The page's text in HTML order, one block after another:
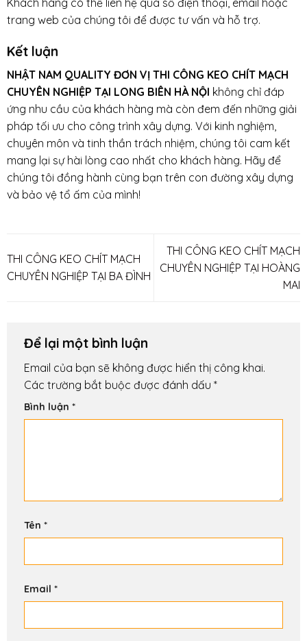
Khách hàng có thể liên hệ qua số điện thoại, email hoặc
trang web của chúng tôi để được tư vấn và hỗ trợ.
Kết luận
NHẬT NAM QUALITY ĐƠN VỊ THI CÔNG KEO CHÍT MẠCH
CHUYÊN NGHIỆP TẠI LONG BIÊN HÀ NỘI không chỉ đáp
ứng nhu cầu của khách hàng mà còn đem đến những giải
pháp tối ưu cho công trình xây dựng. Với kinh nghiệm,
chuyên môn và tinh thần trách nhiệm, chúng tôi cam kết
mang lại sự hài lòng cao nhất cho khách hàng. Hãy để
chúng tôi đồng hành cùng bạn trên con đường xây dựng
và bảo vệ tổ ấm của mình!
THI CÔNG KEO CHÍT MẠCH
CHUYÊN NGHIỆP TẠI BA ĐÌNH
THI CÔNG KEO CHÍT MẠCH
CHUYÊN NGHIỆP TẠI HOÀNG
MAI
Để lại một bình luận
Email của bạn sẽ không được hiển thị công khai.
Các trường bắt buộc được đánh dấu *
Bình luận *
Tên *
Email *